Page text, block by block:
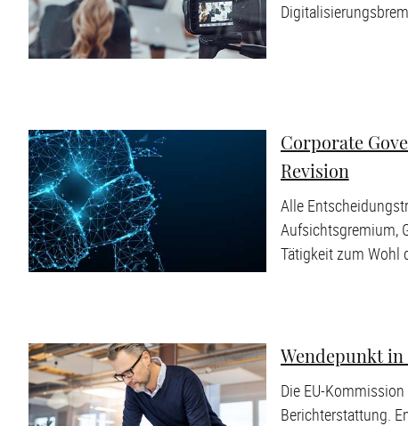
Corporate
Revision
Alle
Aufsichtsgremium,
Tätigkeit zum Wohl
Wendepunkt
Die EU-
Berichterstattung.